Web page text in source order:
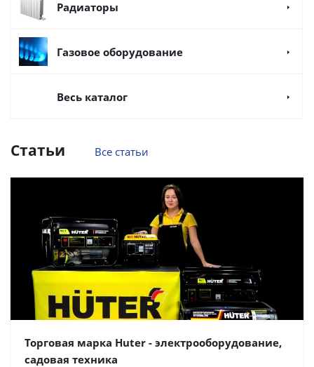
Радиаторы
Газовое оборудование
Весь каталог
Статьи Все статьи
Торговая марка Huter - электрооборудование,
садовая техника